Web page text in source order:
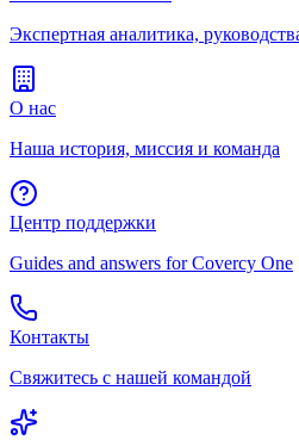
Экспертная аналитика,
О нас
Наша история, миссия и команда
Центр поддержки
Guides and answers for Covercy One
Контакты
Свяжитесь с нашей командой